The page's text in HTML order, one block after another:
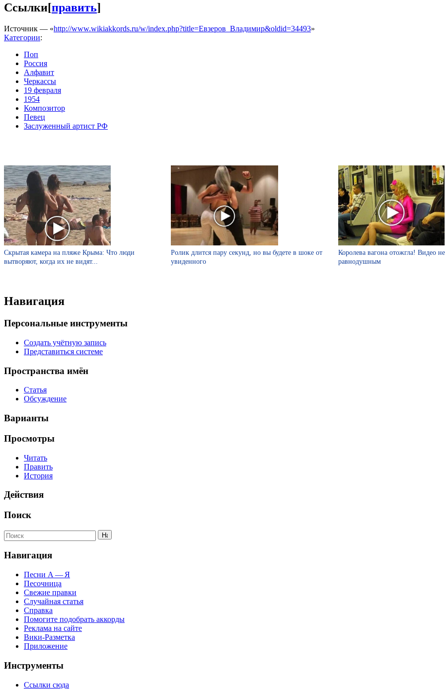
Ссылки[править]
Источник — «http://www.wikiakkords.ru/w/index.php?title=Евзеров_Владимир&oldid=34493»
Категории:
Поп
Россия
Алфавит
Черкассы
19 февраля
1954
Композитор
Певец
Заслуженный артист РФ
Скрытая камера на пляже Крыма: Что люди
вытворяют, когда их не видят...
Ролик длится пару секунд, но вы будете в шоке от
увиденного
Королева вагона отожгла! Видео
равнодушным
Навигация
Персональные инструменты
Создать учётную запись
Представиться системе
Пространства имён
Статья
Обсуждение
Варианты
Просмотры
Читать
Править
История
Действия
Поиск
Навигация
Песни А — Я
Песочница
Свежие правки
Случайная статья
Справка
Помогите подобрать аккорды
Реклама на сайте
Вики-Разметка
Приложение
Инструменты
Ссылки сюда